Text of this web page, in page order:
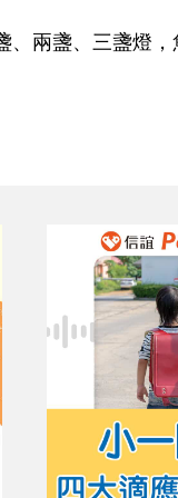
兩盞、三盞燈，